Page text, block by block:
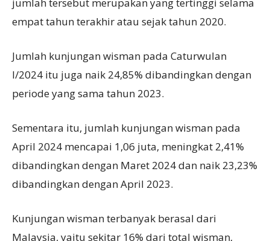
empat tahun terakhir atau sejak tahun 2020.
Jumlah kunjungan wisman pada Caturwulan
I/2024 itu juga naik 24,85% dibandingkan dengan
periode yang sama tahun 2023.
Sementara itu, jumlah kunjungan wisman pada
April 2024 mencapai 1,06 juta, meningkat 2,41%
dibandingkan dengan Maret 2024 dan naik 23,23%
dibandingkan dengan April 2023.
Kunjungan wisman terbanyak berasal dari
Malaysia, yaitu sekitar 16% dari total wisman,